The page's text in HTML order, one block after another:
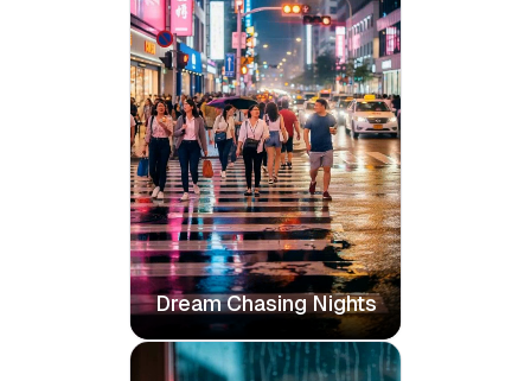
Dream Chasing Nights